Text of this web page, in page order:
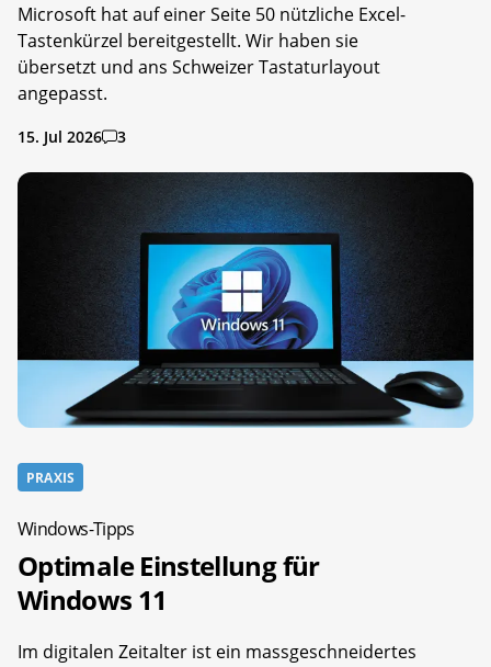
Microsoft hat auf einer Seite 50 nützliche Excel-
Tastenkürzel bereitgestellt. Wir haben sie
übersetzt und ans Schweizer Tastaturlayout
angepasst.
15. Jul 2026 3
PRAXIS
Windows-Tipps
Optimale Einstellung für
Windows 11
Im digitalen Zeitalter ist ein massgeschneidertes